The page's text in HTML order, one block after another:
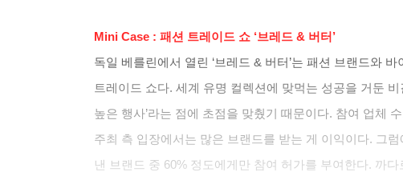
Mini Case : 패션 트레이드 쇼 ‘브레드 & 버터’
독일 베를린에서 열린 ‘브레드 & 버터’는 패션 브랜드와 바
트레이드 쇼다. 세계 유명 컬렉션에 맞먹는 성공을 거둔 비
높은 행사’라는 점에 초점을 맞췄기 때문이다. 참여 업체
주최 측 입장에서는 많은 브랜드를 받는 게 이익이다. 그럼
낸 브랜드 중 60% 정도에게만 참여 허가를 부여한다. 까다